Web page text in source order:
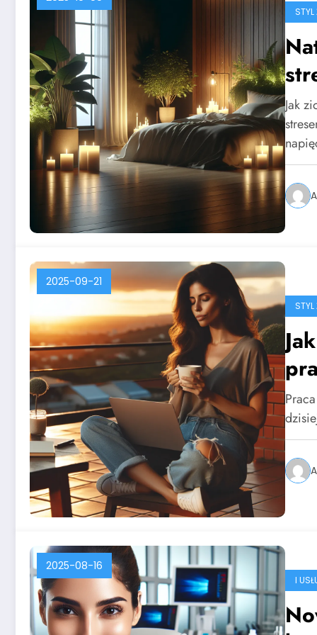
STYL
Jak
2025-09-21
STYL
2025-08-16
I